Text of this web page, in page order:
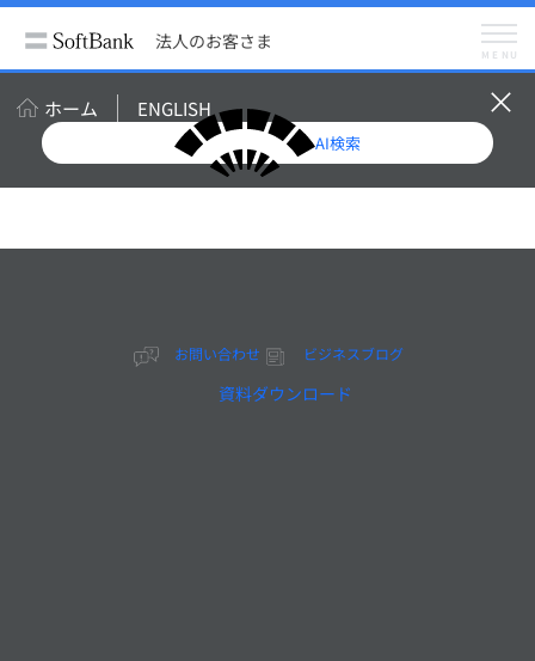
法人のお客さま
MENU
ホーム ENGLISH
AI検索
お問い合わせ ビジネスブログ
資料ダウンロード
法人のお客さま
クラウド・データセンター
Cloud PF Type A
企業の機微情報ユースケー
ス